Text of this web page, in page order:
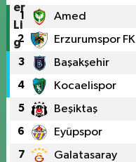
1 Amed
2 Erzurumspor FK
3 Başakşehir
4 Kocaelispor
5 Beşiktaş
6 Eyüpspor
7 Galatasaray